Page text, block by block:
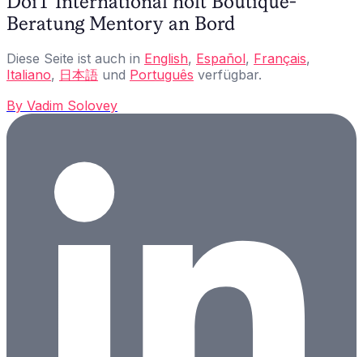
Beratung Mentory an Bord
Diese Seite ist auch in English, Español, Français,
Italiano, 日本語 und Português verfügbar.
By Vadim Solovey